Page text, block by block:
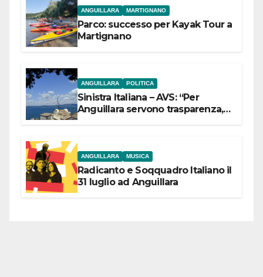
ANGUILLARA MARTIGNANO
Parco: successo per Kayak Tour a
Martignano
ANGUILLARA POLITICA
Sinistra Italiana – AVS: “Per
Anguillara servono trasparenza,
ANGUILLARA MUSICA
Radicanto e Soqquadro Italiano il
31 luglio ad Anguillara